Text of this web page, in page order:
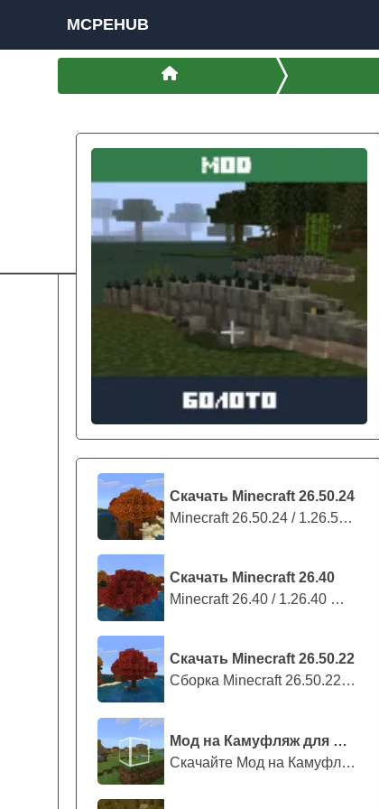
MCPEHUB
Скачать Minecraft 26.50.24
Minecraft 26.50.24 / 1.26.50.24 предс...
Скачать Minecraft 26.40
Minecraft 26.40 / 1.26.40 — стабильны...
Скачать Minecraft 26.50.22
Сборка Minecraft 26.50.22 / 1.26.50.2...
Мод на Камуфляж для Майнкрафт ПЕ
Скачайте Мод на Камуфляж на Майнкрафт...